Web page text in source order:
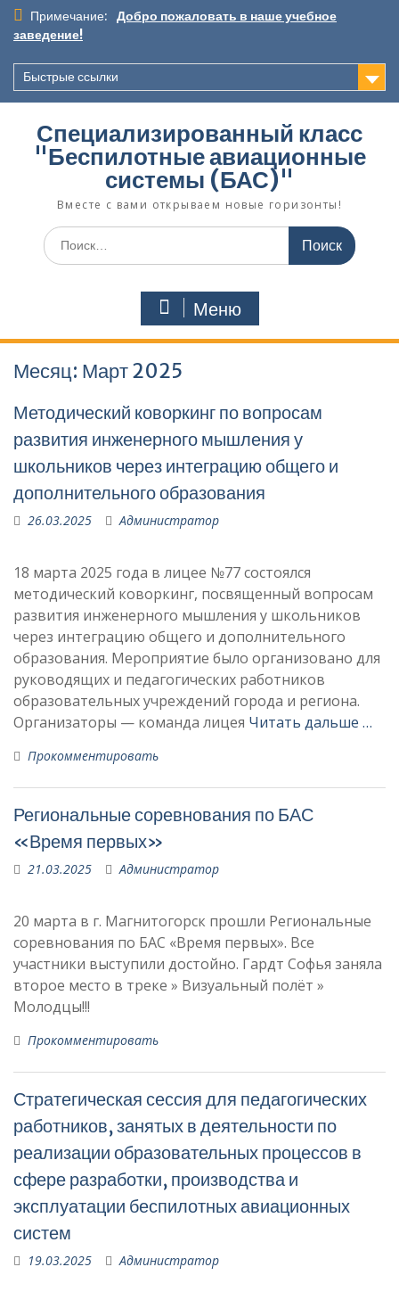
Перейти
содержимому
Примечание:
Добро пожаловать в наше учебное
заведение!
Быстрые ссылки
Специализированный класс
"Беспилотные авиационные
системы (БАС)"
Вместе с вами открываем новые горизонты!
Поиск
по:
Меню
Месяц: Март 2025
Методический коворкинг по вопросам
развития инженерного мышления у
школьников через интеграцию общего и
дополнительного образования
26.03.2025 Администратор
18 марта 2025 года в лицее №77 состоялся
методический коворкинг, посвященный вопросам
развития инженерного мышления у школьников
через интеграцию общего и дополнительного
образования. Мероприятие было организовано для
руководящих и педагогических работников
образовательных учреждений города и региона.
Организаторы — команда лицея Читать дальше …
Прокомментировать
Региональные соревнования по БАС
«Время первых»
21.03.2025 Администратор
20 марта в г. Магнитогорск прошли Региональные
соревнования по БАС «Время первых». Все
участники выступили достойно. Гардт Софья заняла
второе место в треке » Визуальный полёт »
Молодцы!!!
Прокомментировать
Стратегическая сессия для педагогических
работников, занятых в деятельности по
реализации образовательных процессов в
сфере разработки, производства и
эксплуатации беспилотных авиационных
систем
19.03.2025 Администратор